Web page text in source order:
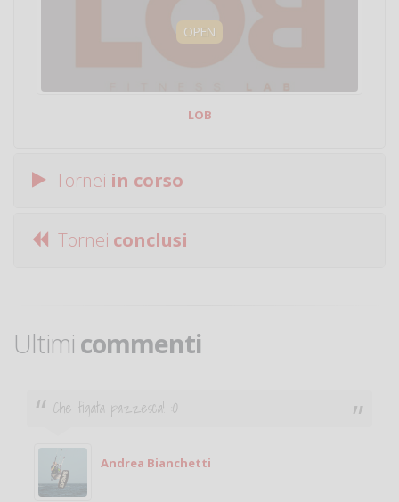
OPEN
LOB
Tornei in corso
Tornei conclusi
Ultimi commenti
Ciao. Sono a Treviglio da poco e vorrei tornare a
giocare. Se sei in zona e puoi giocare fammi sapere.
Michele